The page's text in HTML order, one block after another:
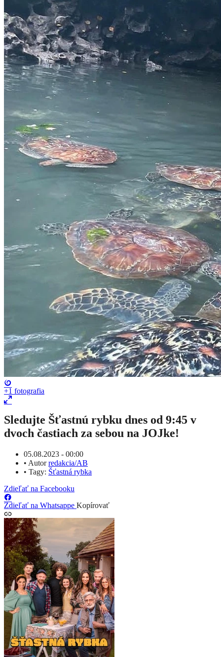
+1 fotografia
Sledujte Šťastnú rybku dnes od 9:45 v
dvoch častiach za sebou na JOJke!
05.08.2023 - 00:00
• Autorredakcia/AB
• Tagy: Šťastná rybka
Zdieľať na Facebooku
Zdieľať na Whatsappe Kopírovať